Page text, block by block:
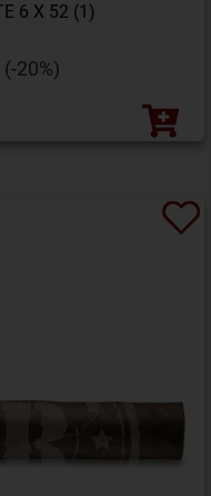
6 X 52 (1)
(-20%)